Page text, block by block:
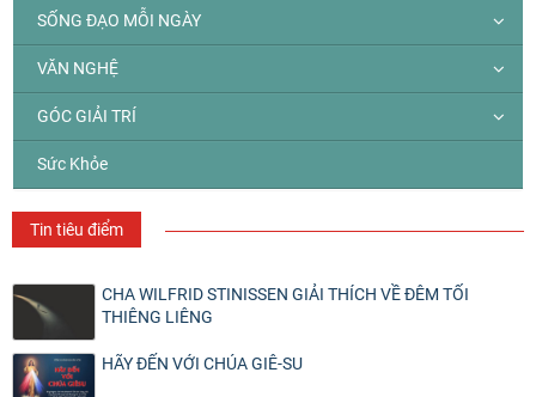
SỐNG ĐẠO MỖI NGÀY
VĂN NGHỆ
GÓC GIẢI TRÍ
Sức Khỏe
Tin tiêu điểm
CHA WILFRID STINISSEN GIẢI THÍCH VỀ ĐÊM TỐI
THIÊNG LIÊNG
HÃY ĐẾN VỚI CHÚA GIÊ-SU